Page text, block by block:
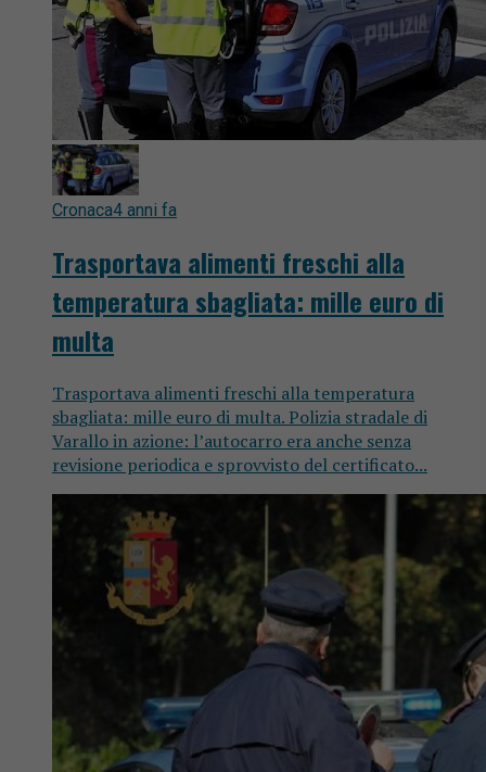
Cronaca4 anni fa
Trasportava alimenti freschi alla
temperatura sbagliata: mille euro di
multa
Trasportava alimenti freschi alla temperatura
sbagliata: mille euro di multa. Polizia stradale di
Varallo in azione: l’autocarro era anche senza
revisione periodica e sprovvisto del certificato...